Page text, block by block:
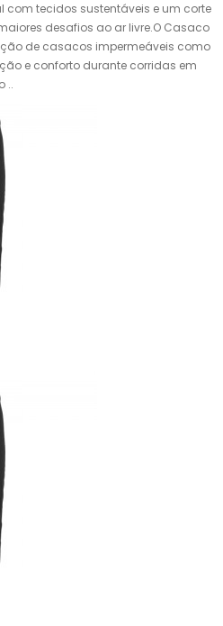
com tecidos sustentáveis ​​e um corte
desafios ao ar livre.O Casaco
de casacos impermeáveis ​​como
e conforto durante corridas em
..